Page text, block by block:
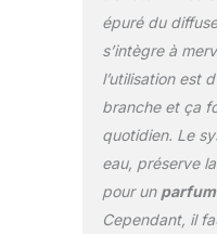
épuré du
s’intègre à
l’utilisation est
branche et ça
quotidien. Le
eau, préserve
pour un
Cependant, il